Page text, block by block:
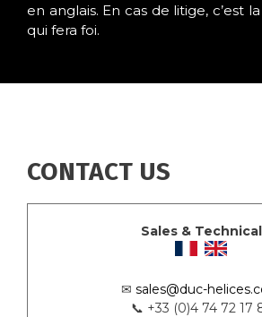
en anglais. En cas de litige, c’est
qui fera foi.
CONTACT US
Sales & Technical
✉ sales@duc-
📞 +33 (0)4 74 72 17